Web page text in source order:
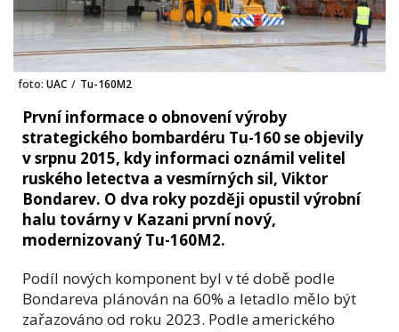
foto: UAC / Tu-160M2
První informace o obnovení výroby
strategického bombardéru Tu-160 se objevily
v srpnu 2015, kdy informaci oznámil velitel
ruského letectva a vesmírných sil, Viktor
Bondarev. O dva roky později opustil výrobní
halu továrny v Kazani první nový,
modernizovaný Tu-160M2.
Podíl nových komponent byl v té době podle
Bondareva plánován na 60% a letadlo mělo být
zařazováno od roku 2023. Podle amerického